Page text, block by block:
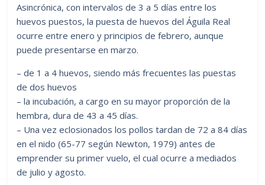
Asincrónica, con intervalos de 3 a 5 días entre los
huevos puestos, la puesta de huevos del Águila Real
ocurre entre enero y principios de febrero, aunque
puede presentarse en marzo.
– de 1 a 4 huevos, siendo más frecuentes las puestas
de dos huevos
– la incubación, a cargo en su mayor proporción de la
hembra, dura de 43 a 45 días.
– Una vez eclosionados los pollos tardan de 72 a 84 días
en el nido (65-77 según Newton, 1979) antes de
emprender su primer vuelo, el cual ocurre a mediados
de julio y agosto.